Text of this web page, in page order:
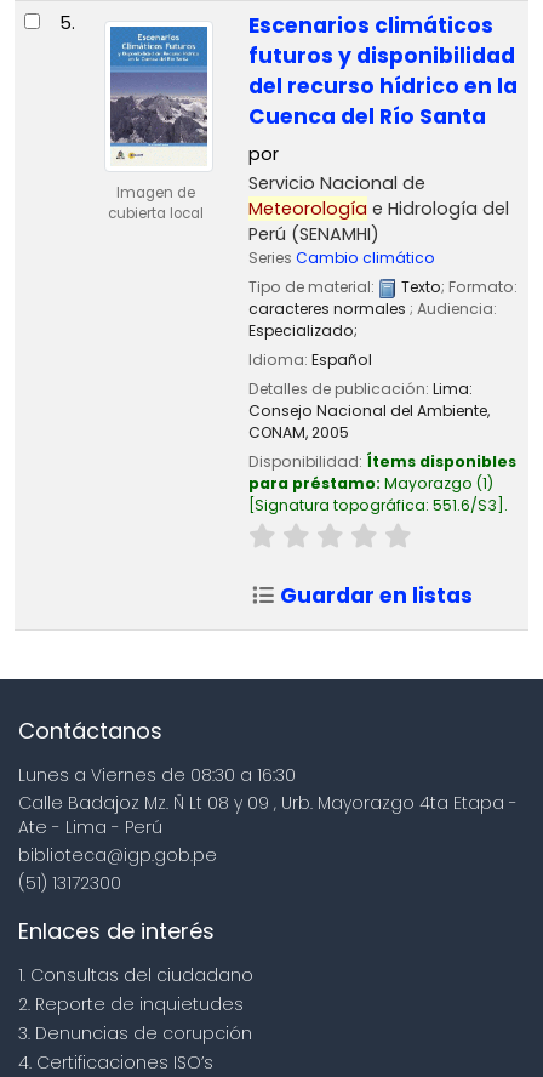
5.
Imagen de
cubierta local
Escenarios climáticos
futuros y disponibilidad
del recurso hídrico en la
Cuenca del Río Santa
por
Servicio Nacional de
Meteorología e Hidrología del
Perú (SENAMHI)
Series Cambio climático
Tipo de material:
Texto; Formato:
caracteres normales ; Audiencia:
Especializado;
Idioma: Español
Detalles de publicación: Lima:
Consejo Nacional del Ambiente,
CONAM,2005
Disponibilidad: Ítems disponibles
para préstamo: Mayorazgo (1)
Signatura topográfica: 551.6/S3 .
Guardar en listas
Contáctanos
Lunes a Viernes de 08:30 a 16:30
Calle Badajoz Mz. Ñ Lt 08 y 09 , Urb. Mayorazgo 4ta Etapa -
Ate - Lima - Perú
biblioteca@igp.gob.pe
(51) 13172300
Enlaces de interés
1. Consultas del ciudadano
2. Reporte de inquietudes
3. Denuncias de corupción
4. Certificaciones ISO’s